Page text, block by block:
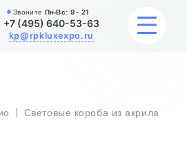
Звоните Пн-Вс: 9 - 21
+7 (495) 640-53-63
kp@rpkluxexpo.ru
Световые короба из акрила